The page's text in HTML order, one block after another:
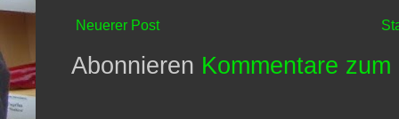
Neuerer Post
Abonnieren Kommentare